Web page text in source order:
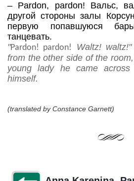
– Pardon, pardon! Вальс,
другой стороны залы
первую попавшуюся
танцевать.
"Pardon! pardon!
Waltz!
from the other side of the
young lady he came
himself.
(translated by Constance Garnett)